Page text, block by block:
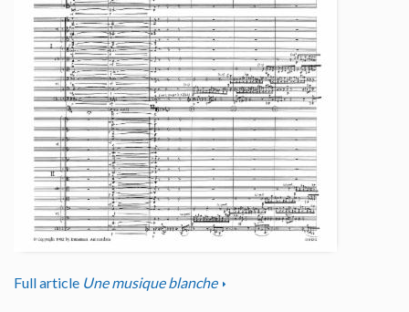
Full article Une musique blanche